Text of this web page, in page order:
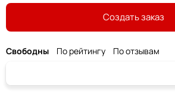
Создать заказ
Свободны По рейтингу По отзывам